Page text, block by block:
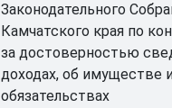
Законодательного
Камчатского края по
за достоверностью
доходах, об имуществе
обязательствах